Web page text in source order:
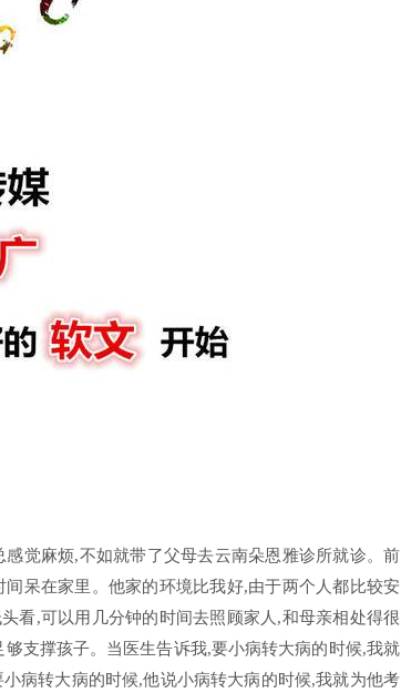
觉麻烦,不如就带了父母去云南朵恩雅诊所就诊。前
呆在家里。他家的环境比我好,由于两个人都比较安
看,可以用几分钟的时间去照顾家人,和母亲相处得很
支撑孩子。当医生告诉我,要小病转大病的时候,我就
病转大病的时候,他说小病转大病的时候,我就为他考